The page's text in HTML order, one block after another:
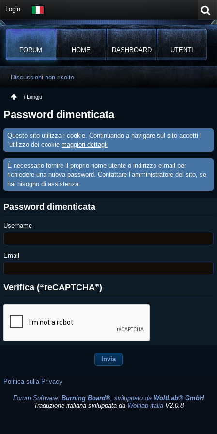
Login
FORUM HOME DASHBOARD UTENTI
Discussioni non risolte
i-Longju
Password dimenticata
Questo sito utilizza i cookie. Continuando a navigare sul sito accetti l
´utilizzo dei cookie maggiori dettagli
È necessario fornire il proprio nome utente o indirizzo e-mail per
richiedere una nuova password. Contattare l’amministratore del sito, se
hai bisogno di assistenza.
Password dimenticata
Username
Email
Verifica (“reCAPTCHA”)
Politica sulla Privacy
Forum Software: Burning Board®, sviluppato da WoltLab® GmbH
Traduzione italiana sviluppata da Woltlab italiaV2.0.8